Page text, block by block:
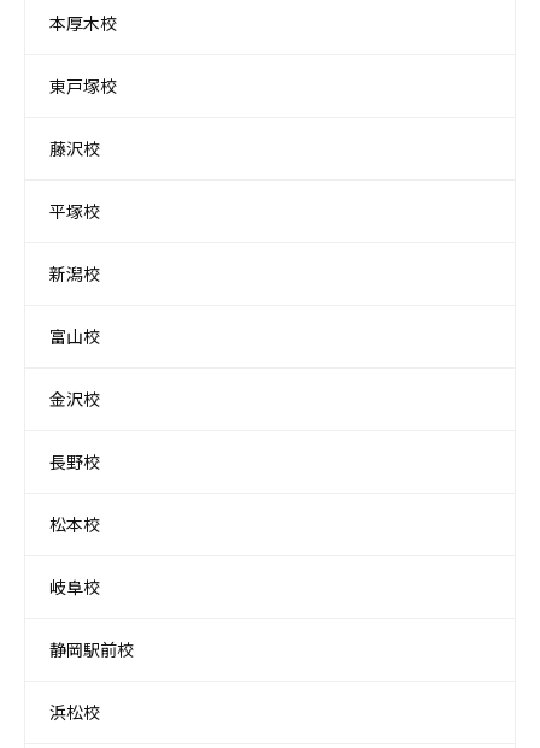
本厚木校
東戸塚校
藤沢校
平塚校
新潟校
富山校
金沢校
長野校
松本校
岐阜校
静岡駅前校
浜松校